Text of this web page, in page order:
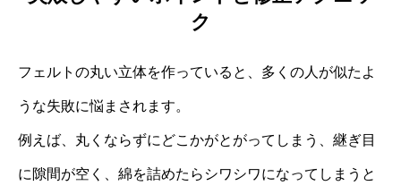
ク
フェルトの丸い立体を作っていると、多くの人が似たよ
うな失敗に悩まされます。
例えば、丸くならずにどこかがとがってしまう、継ぎ目
に隙間が空く、綿を詰めたらシワシワになってしまうと